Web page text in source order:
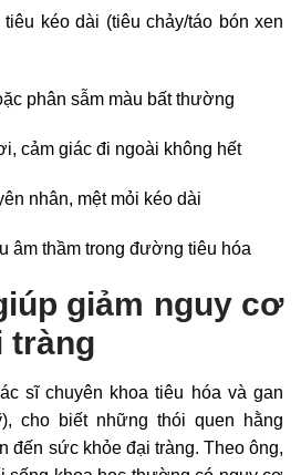
kéo dài (tiêu chảy/táo bón xen
phân sẫm màu bất thường
cảm giác đi ngoài không hết
nhân, mệt mỏi kéo dài
âm thầm trong đường tiêu hóa
giảm nguy cơ
tràng
sĩ chuyên khoa tiêu hóa và gan
cho biết những thói quen hằng
đến sức khỏe đại tràng. Theo ông,